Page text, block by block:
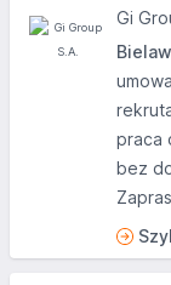
Gi
praca
bez